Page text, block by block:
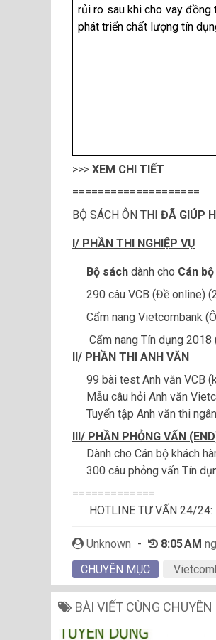
rủi ro sau khi cho vay đồng
phát triển chất lượng tín
>>> XEM CHI TIẾT
====================
BỘ SÁCH ÔN THI ĐÃ GIÚP
I/ PHẦN THI NGHIỆP VỤ
Bộ sách dành cho Cán
290 câu VCB (Đề online)
Cẩm nang Vietcombank
Cẩm nang Tín dụng
II/ PHẦN THI ANH VĂN
99 bài test Anh văn VCB
Mẫu câu hỏi Anh văn
Tuyển tập Anh văn thi
III/ PHẦN PHỎNG VẤN
Dành cho Cán bộ khách
300 câu phỏng vấn Tín
=============
HOTLINE TƯ VẤN 24/24:
Unknown - 8:05 AM
CHUYÊN MỤC
BÀI VIẾT CÙNG CHUYÊN